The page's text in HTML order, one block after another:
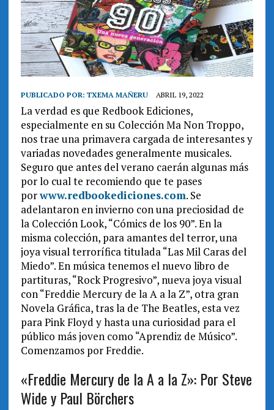
PUBLICADO POR: TXEMA MAÑERU ABRIL 19, 2022
La verdad es que Redbook Ediciones,
especialmente en su Colección Ma Non Troppo,
nos trae una primavera cargada de interesantes y
variadas novedades generalmente musicales.
Seguro que antes del verano caerán algunas más
por lo cual te recomiendo que te pases
porwww.redbookediciones.com. Se
adelantaron en invierno con una preciosidad de
la Colección Look, “Cómics de los 90”. En la
misma colección, para amantes del terror, una
joya visual terrorífica titulada “Las Mil Caras del
Miedo”. En música tenemos el nuevo libro de
partituras, “Rock Progresivo”, nueva joya visual
con “Freddie Mercury de la A a la Z”, otra gran
Novela Gráfica, tras la de The Beatles, esta vez
para Pink Floyd y hasta una curiosidad para el
público más joven como “Aprendiz de Músico”.
Comenzamos por Freddie.
«Freddie Mercury de la A a la Z»: Por Steve
Wide y Paul Börchers